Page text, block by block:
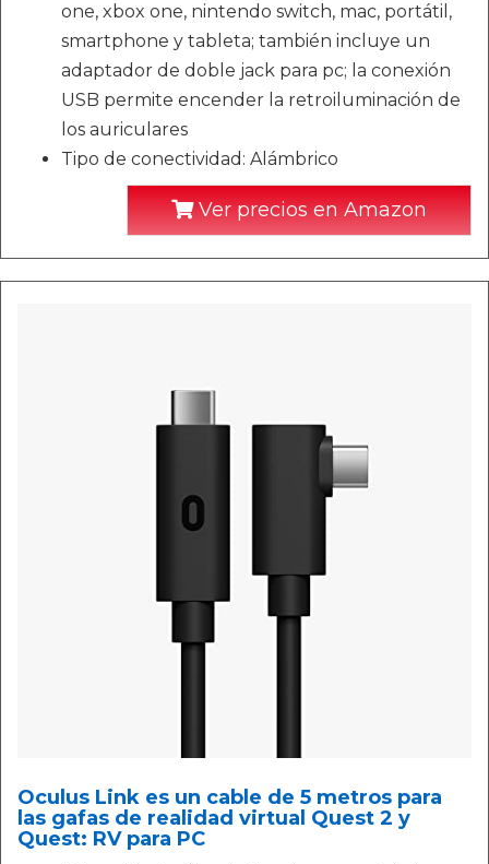
one, xbox one, nintendo switch, mac, portátil,
smartphone y tableta; también incluye un
adaptador de doble jack para pc; la conexión
USB permite encender la retroiluminación de
los auriculares
Tipo de conectividad: Alámbrico
Ver precios en Amazon
Oculus Link es un cable de 5 metros para
las gafas de realidad virtual Quest 2 y
Quest: RV para PC